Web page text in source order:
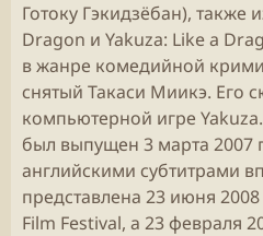
Готоку Гэкидзёбан), также
Dragon и Yakuza: Like a
в жанре комедийной
снятый Такаси Миикэ. Его
компьютерной игре
был выпущен 3 марта 2007
английскими субтитрами
представлена 23 июня
Film Festival, а 23 февраля